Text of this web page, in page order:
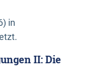
in
II: Die